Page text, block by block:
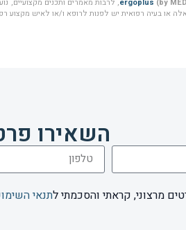
או בעיה רפואית יש לפנות לרופא ו/או לאיש מקצוע
השאירו
מרצוני, קראתי והסכמתי לתנאי